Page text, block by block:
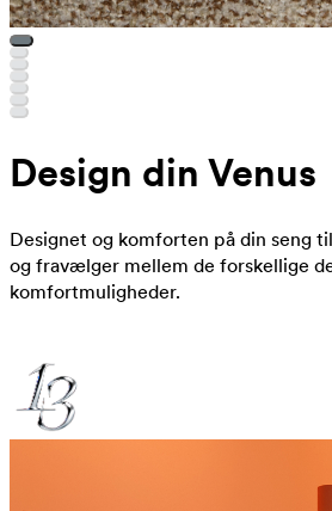
Design din Venus
Designet og komforten på din seng
og fravælger mellem de forskellige
komfortmuligheder.